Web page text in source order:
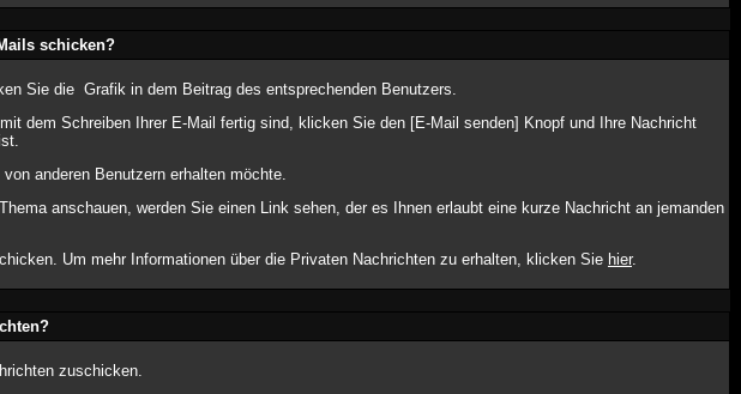
schicken?
Sie die Grafik in dem Beitrag des entsprechenden Benutzers.
dem Schreiben Ihrer E-Mail fertig sind, klicken Sie den [E-Mail senden] Knopf und Ihre Nachricht
anderen Benutzern erhalten möchte.
anschauen, werden Sie einen Link sehen, der es Ihnen erlaubt eine kurze Nachricht an jemanden
Um mehr Informationen über die Privaten Nachrichten zu erhalten, klicken Sie hier.
zuschicken.